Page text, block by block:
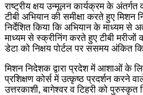
राष्ट्रीय क्षय उन्मूलन कार्यक्रम के अंतर्गत
टीबी अभियान की समीक्षा करते हुए मिशन
निर्देशित किया कि अभियान के माध्यम से
माध्यम से स्क्रीनिंग करते हुए टीबी
डेटा को निक्षय पोर्टल पर ससमय अंकित
मिशन निदेशक द्वारा प्रदेश में आशाओं के
प्रशिक्षण कोर्स में उत्कृष्ठ प्रदर्शन करने
उत्तरकाशी, बागेश्वर व टिहरी को पुरुस्कृत